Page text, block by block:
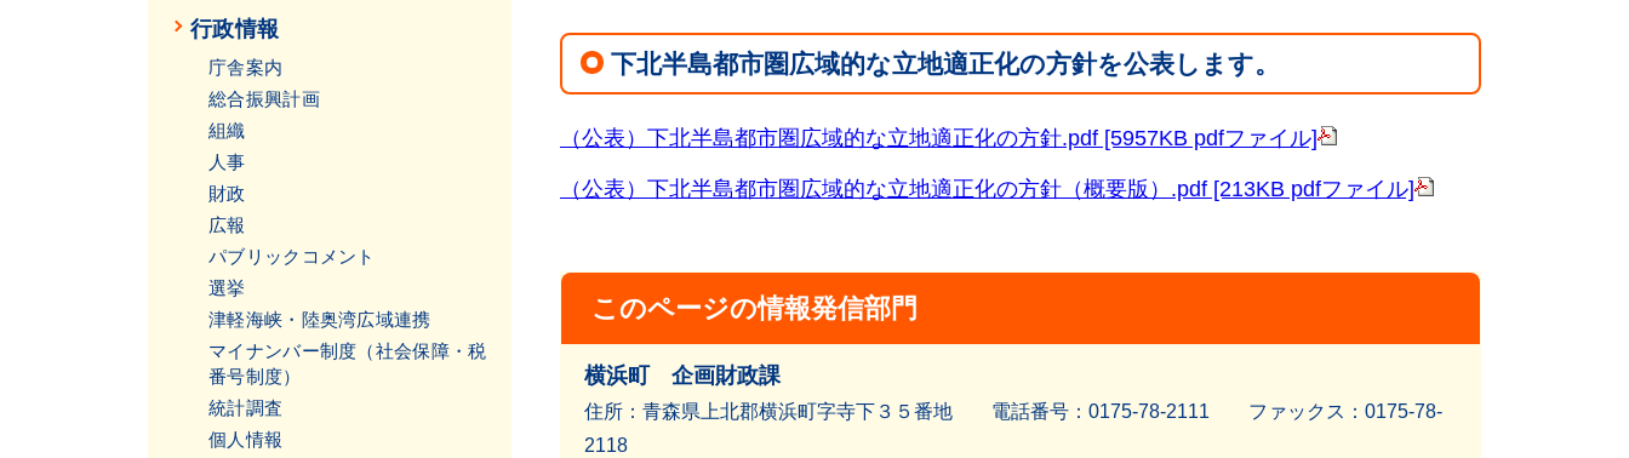
行政情報
庁舎案内
総合振興計画
組織
人事
財政
広報
パブリックコメント
選挙
津軽海峡・陸奥湾広域連携
マイナンバー制度（社会保障・税
番号制度）
統計調査
個人情報
下北半島都市圏広域的な立地適正化の方針を公表します。
（公表）下北半島都市圏広域的な立地適正化の方針.pdf [5957KB pdfファイル]
（公表）下北半島都市圏広域的な立地適正化の方針（概要版）.pdf [213KB pdfファイル]
このページの情報発信部門
横浜町 企画財政課
住所：青森県上北郡横浜町字寺下３５番地 電話番号：0175-78-2111 ファッ クス：0175-78-
2118